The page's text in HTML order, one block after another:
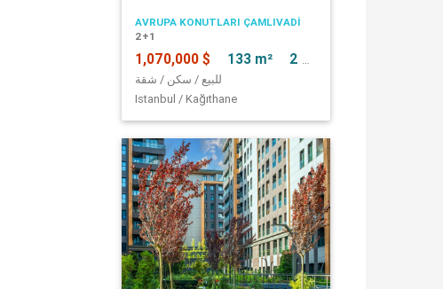
AVRUPA KONUTLARI ÇAMLIVADİ
2+1
1,070,000 $ 133 m² 2 + 1
للبيع / سكن / شقة
Istanbul / Kağıthane